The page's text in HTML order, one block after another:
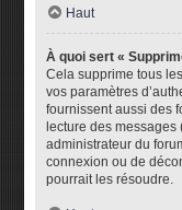
Haut
À quoi sert «
Cela supprime tous
vos paramètres
fournissent aussi des
lecture des
administrateur du
connexion ou de
pourrait les résoudre.